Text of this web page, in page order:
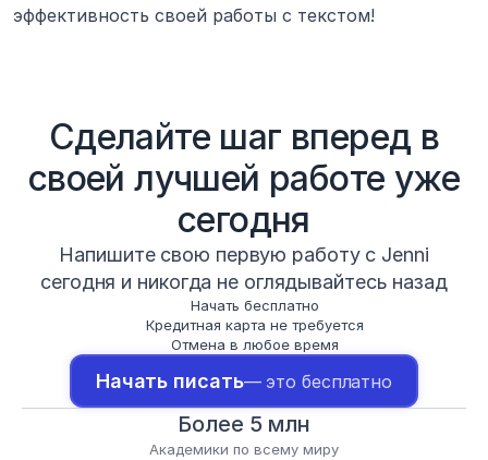
эффективность своей работы с текстом!
Сделайте шаг вперед в
своей лучшей работе уже
сегодня
Напишите свою первую работу с Jenni
сегодня и никогда не оглядывайтесь назад
Начать бесплатно
Кредитная карта не требуется
Отмена в любое время
Начать писать— это бесплатно
Более 5 млн
Академики по всему миру